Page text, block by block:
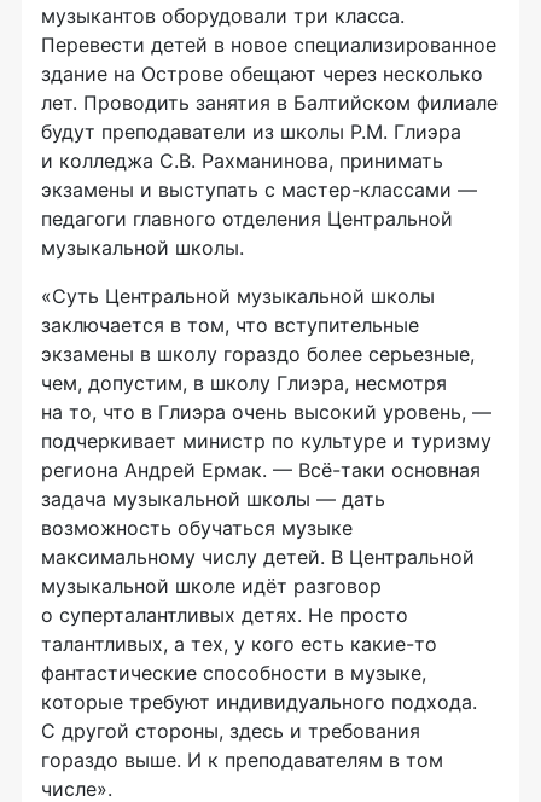
музыкантов оборудовали три класса.
Перевести детей в новое специализированное
здание на Острове обещают через несколько
лет. Проводить занятия в Балтийском филиале
будут преподаватели из школы Р.М. Глиэра
и колледжа С.В. Рахманинова, принимать
экзамены и выступать с мастер-классами —
педагоги главного отделения Центральной
музыкальной школы.
«Суть Центральной музыкальной школы
заключается в том, что вступительные
экзамены в школу гораздо более серьезные,
чем, допустим, в школу Глиэра, несмотря
на то, что в Глиэра очень высокий уровень, —
подчеркивает министр по культуре и туризму
региона Андрей Ермак. — Всё-таки основная
задача музыкальной школы — дать
возможность обучаться музыке
максимальному числу детей. В Центральной
музыкальной школе идёт разговор
о суперталантливых детях. Не просто
талантливых, а тех, у кого есть какие-то
фантастические способности в музыке,
которые требуют индивидуального подхода.
С другой стороны, здесь и требования
гораздо выше. И к преподавателям в том
числе».